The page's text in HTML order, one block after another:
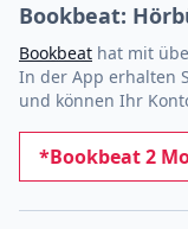
Bookbeat:
Bookbeat hat mit
In der App erhalten
und können Ihr
*Bookbeat 2